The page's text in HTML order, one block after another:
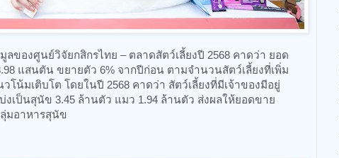
ของศูนย์วิจัยกสิกรไทย – ตลาดสัตว์เลี้ยงปี 2568 คาดว่า ยอด
แสนตัน ขยายตัว 6% จากปีก่อน ตามจำนวนสัตว์เลี้ยงที่เพิ่ม
น้มเติบโต โดยในปี 2568 คาดว่า สัตว์เลี้ยงที่มีเจ้าของมีอยู่
งเป็นสุนัข 3.45 ล้านตัว แมว 1.94 ล้านตัว ส่งผลให้ยอดขาย
ลุ่มอาหารสุนัข